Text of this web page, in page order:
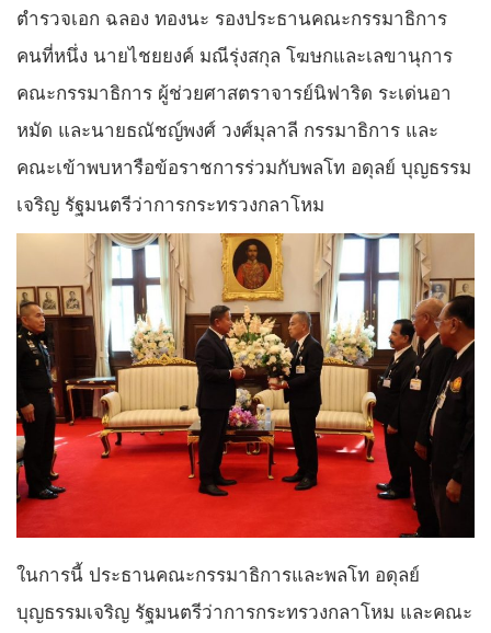
ตำรวจเอก ฉลอง ทองนะ รองประธานคณะกรรมาธิการ
คนที่หนึ่ง นายไชยยงค์ มณีรุ่งสกุล โฆษกและเลขานุการ
คณะกรรมาธิการ ผู้ช่วยศาสตราจารย์นิฟาริด ระเด่นอา
หมัด และนายธณัชญ์พงศ์ วงศ์มุลาลี กรรมาธิการ และ
คณะเข้าพบหารือข้อราชการร่วมกับพลโท อดุลย์ บุญธรรม
เจริญ รัฐมนตรีว่าการกระทรวงกลาโหม
ในการนี้ ประธานคณะกรรมาธิการและพลโท อดุลย์
บุญธรรมเจริญ รัฐมนตรีว่าการกระทรวงกลาโหม และคณะ